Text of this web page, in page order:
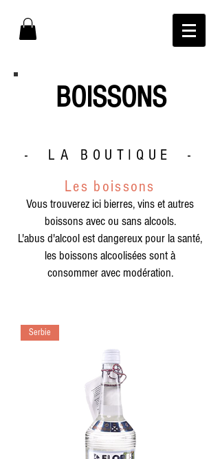
BOISSONS
- LA BOUTIQUE -
Les boissons
Vous trouverez ici bierres, vins et autres
boissons avec ou sans alcools.
L'abus d'alcool est dangereux pour la santé,
les boissons alcoolisées sont à
consommer avec modération.
Serbie